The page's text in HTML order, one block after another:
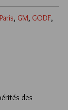
, GM, GODF,
des